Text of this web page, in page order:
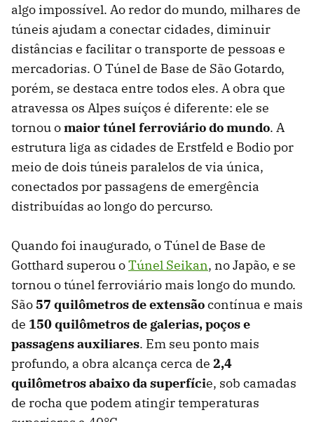
algo impossível. Ao redor do mundo, milhares de
túneis ajudam a conectar cidades, diminuir
distâncias e facilitar o transporte de pessoas e
mercadorias. O Túnel de Base de São Gotardo,
porém, se destaca entre todos eles. A obra que
atravessa os Alpes suíços é diferente: ele se
tornou omaior túnel ferroviário do mundo. A
estrutura liga as cidades de Erstfeld e Bodio por
meio de dois túneis paralelos de via única,
conectados por passagens de emergência
distribuídas ao longo do percurso.
Quando foi inaugurado, o Túnel de Base de
Gotthard superou oTúnel Seikan, no Japão, e se
tornou o túnel ferroviário mais longo do mundo.
São57 quilômetros de extensãocontínua e mais
de 150 quilômetros de galerias, poços e
passagens auxiliares. Em seu ponto mais
profundo, a obra alcança cerca de 2,4
quilômetros abaixo da superfície, sob camadas
de rocha que podem atingir temperaturas